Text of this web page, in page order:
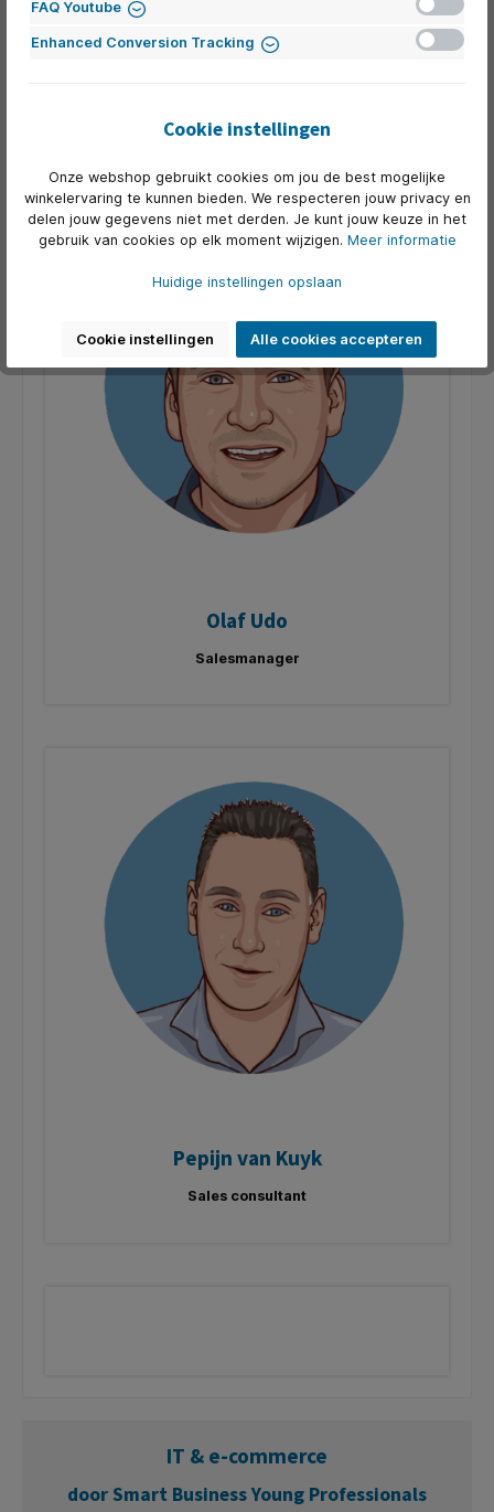
Olaf Udo
Salesmanager
Pepijn van Kuyk
Sales consultant
IT & e-commerce
door Smart Business Young Professionals
FAQ Youtube
Enhanced Conversion Tracking
Cookie instellingen
Onze webshop gebruikt cookies om jou de best mogelijke
winkelervaring te kunnen bieden. We respecteren jouw privacy en
delen jouw gegevens niet met derden. Je kunt jouw keuze in het
gebruik van cookies op elk moment wijzigen. Meer informatie
Huidige instellingen opslaan
Cookie instellingen Alle cookies accepteren